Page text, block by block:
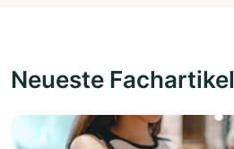
Neueste Fachartikel